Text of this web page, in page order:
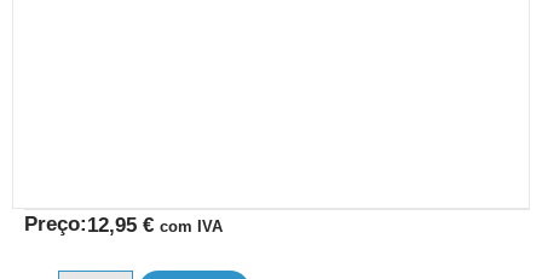
Preço:12,95 € com IVA